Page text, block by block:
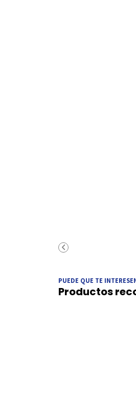
PUEDE QUE TE
Productos